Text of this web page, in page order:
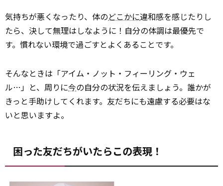
気持ちが悪くなったり、体のどこかに違和感を感じたりし
たら、決して無理はしなように！自分の体調は最優先で
す。慣れない環境で過ごすとよくあることです。
そんなときは「アイム・ノット・フィーリング・ウェ
ル…」と、周りに今の自分の状況を伝えましょう。誰かが
きっと手助けしてくれます。友だちにも遠慮する必要はな
いと思いますよ。
困った友だちがいたらこの表現！